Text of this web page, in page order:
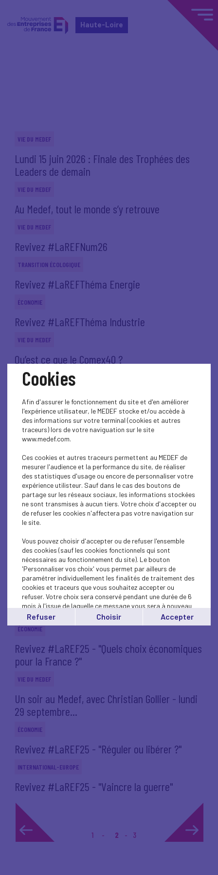
Haute-Loire
VIE DU MEDEF
Lundi 15 juin 2026 : Finale des Trophées des
Leaders de demain
VIE DU MEDEF
Au Medef, tout le monde s’y retrouve
VIE DU MEDEF
Revivez #LaREFNum26
TRANSITION ÉCOLOGIQUE
Revivez #LaREFThéma Energie
ÉCONOMIE
Revivez #LaREFThéma Industrie
VIE DU MEDEF
Qu’est ce que le Comex40 ?
VIE DU MEDEF
Un soir au Medef, avec Chloé Morin - mardi 9
décembre 2025 de...
VIE DU MEDEF
Trophées des Leaders...
VIE DU MEDEF
Revivez #LaREF25 - "La France peut-elle
rester dans le jeu ?"
Faisons gagner la France : mobilisation
générale des entrepreneurs...
VIE DU MEDEF
Revivez #LaREF25 - "Il faut sauver le débat
public !"
ÉCONOMIE
Revivez #LaREF25 - "Quels choix économiques
pour la France ?"
VIE DU MEDEF
Un soir au Medef, avec Christian Gollier - lundi
29 septembre...
ÉCONOMIE
Revivez #LaREF25 - "Réguler ou libérer ?"
INTERNATIONAL-EUROPE
Revivez #LaREF25 - "Vaincre la guerre"
1 2 3
Cookies
Afin d'assurer le fonctionnement du site et d'en améliorer
l'expérience utilisateur, le MEDEF stocke et/ou accède à
des informations sur votre terminal (cookies et autres
traceurs) lors de votre naviguation sur le site
www.medef.com.
Ces cookies et autres traceurs permettent au MEDEF de
mesurer l'audience et la performance du site, de réaliser
des statistiques d'usage ou encore de personnaliser votre
expérience utilisteur. Sauf dans le cas des boutons de
partage sur les réseaux sociaux, les informations stockées
ne sont transmises à aucun tiers. Votre choix d'accepter ou
de refuser les cookies n'affectera pas votre navigation sur
le site.
Vous pouvez choisir d'accepter ou de refuser l'ensemble
des cookies (sauf les cookies fonctionnels qui sont
nécessaires au fonctionnement du site). Le bouton
'Personnaliser vos choix' vous permet par ailleurs de
paramétrer individuellement les finalités de traitement des
cookies et traceurs que vous souhaitez accepter ou
refuser. Votre choix sera conservé pendant une durée de 6
mois à l'issue de laquelle ce message vous sera à nouveau
affiché..
Vous pouvez modifier votre choix à tout moment en
cliquant sur le lien
Refuser Choisir Accepter